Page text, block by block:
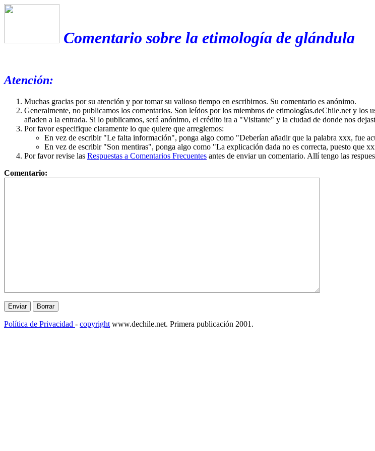
Comentario sobre la etimología de glándula
Atención:
Muchas gracias por su atención y por tomar su valioso tiempo en escribirnos. Su comentario es anónimo.
Generalmente, no publicamos los comentarios. Son leídos por los miembros de etimologías.deChile.net y los
añaden a la entrada. Si lo publicamos, será anónimo, el crédito ira a "Visitante" y la ciudad de donde nos
Por favor especifique claramente lo que quiere que arreglemos:
En vez de escribir "Le falta información", ponga algo como "Deberían añadir que la palabra xxx, fue
En vez de escribir "Son mentiras", ponga algo como "La explicación dada no es correcta, puesto que
Por favor revise las Respuestas a Comentarios Frecuentes antes de enviar un comentario. Allí tengo las
Comentario:
Política de Privacidad - copyright www.dechile.net. Primera publicación 2001.